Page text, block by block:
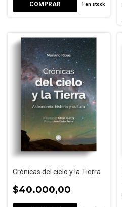
1 en stock
Crónicas del cielo y la Tierra
$40.000,00